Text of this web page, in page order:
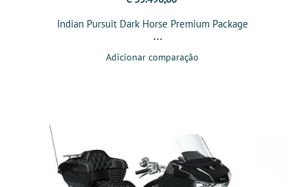
Indian Pursuit Dark Horse Premium Package
Adicionar comparação